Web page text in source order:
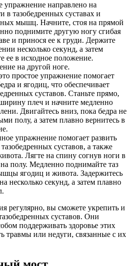
упражнение направлено на
в тазобедренных суставах и
мышц. Начните, стоя на прямой
поднимите другую ногу сгибая
и принося ее к груди. Держите
несколько секунд, а затем
ее в исходное положение.
на другой ноге.
простое упражнение помогает
и ягодиц, что обеспечивает
суставов. Станьте прямо,
плеч и начните медленно
Двигайтесь вниз, пока бедра не
полу, а затем плавно вернитесь в
упражнение помогает развить
суставов, а также
Лягте на спину согнув ноги в
полу. Медленно поднимайте таз
ягодиц и живота. Задержитесь
несколько секунд, а затем плавно
регулярно, вы сможете укрепить и
суставов. Они
поддерживать здоровье этих
травмы или недуги, связанные с их